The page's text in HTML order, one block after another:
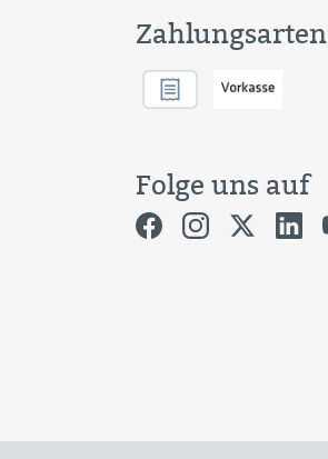
Zahlungsarten
Folge uns auf